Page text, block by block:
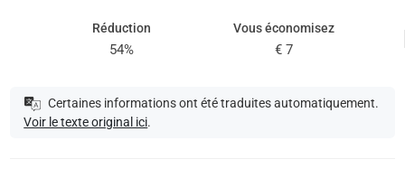
Réduction
54%
Vous économisez
€ 7
Certaines informations ont été traduites automatiquement.
Voir le texte original ici.